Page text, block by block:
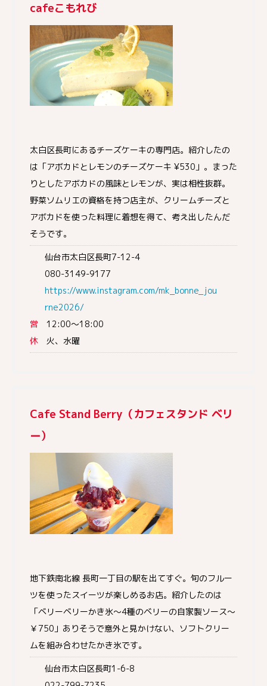
cafeこもれび
太白区長町にあるチーズケーキの専門店。紹介したの
は「アボカドとレモンのチーズケーキ ¥530」。まった
りとしたアボカドの風味とレモンが、実は相性抜群。
野菜ソムリエの資格を持つ店主が、クリームチーズと
アボカドを使った料理に着想を得て、考え出したんだ
そうです。
仙台市太白区長町7-12-4
080-3149-9177
https://www.instagram.com/mk_bonne_jou
rne2026/
営 12:00〜18:00
休 火、水曜
Cafe Stand Berry（カフェスタンド ベリ
ー）
地下鉄南北線 長町一丁目の駅を出てすぐ。旬のフルー
ツを使ったスイーツが楽しめるお店。紹介したのは
「ベリーベリーかき氷～4種のベリーの自家製ソース～
￥750」ありそうで意外と見かけない、ソフトクリー
ムを組み合わせたかき氷です。
仙台市太白区長町1-6-8